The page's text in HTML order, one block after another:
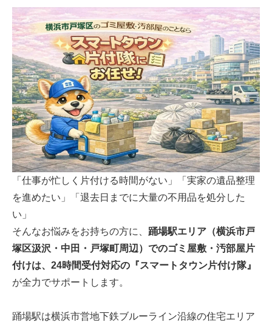
「仕事が忙しく片付ける時間がない」「実家の遺品整理
を進めたい」「退去日までに大量の不用品を処分した
い」
そんなお悩みをお持ちの方に、 踊場駅エリア（横浜市戸
塚区汲沢・中田・戸塚町周辺）でのゴミ屋敷・汚部屋片
付けは、24時間受付対応の『スマートタウン片付け隊』
が全力でサポートします。
踊場駅は横浜市営地下鉄ブルーライン沿線の住宅エリア